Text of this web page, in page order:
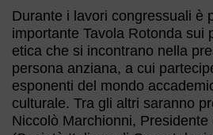
Durante i lavori congressuali è
importante Tavola Rotonda sui
etica che si incontrano nella
persona anziana, a cui
esponenti del mondo
culturale. Tra gli altri saranno
Niccolò Marchionni, Presidente